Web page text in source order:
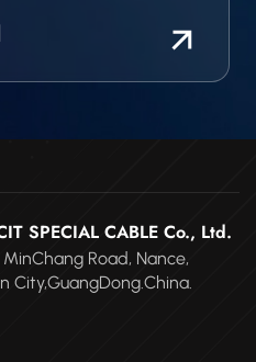
SPECIAL CABLE Co., Ltd.
MinChang Road, Nance,
City,GuangDong.China.